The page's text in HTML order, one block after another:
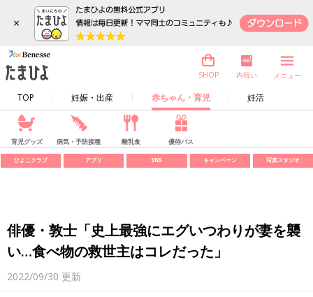
×
TOP 妊娠・出産 赤ちゃん・育児 妊活
SHOP 内祝い メニュー
育児グッズ 病気・予防接種 離乳食 優待パス
ひよこクラブ アプリ SNS キャンペーン 写真スタジオ
俳優・敦士「史上最強にエグいつわりが妻を襲
い…食べ物の救世主はコレだった」
2022/09/30 更新